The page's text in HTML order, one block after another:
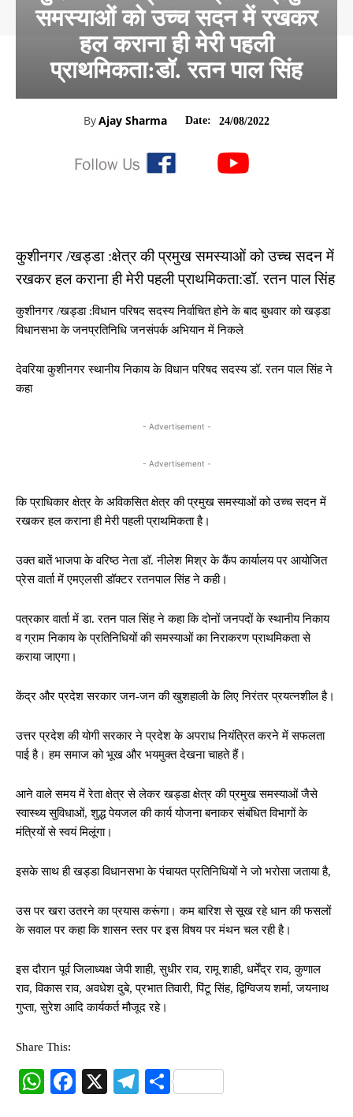
समस्याओं को उच्च सदन में रखकर
हल कराना ही मेरी पहली
प्राथमिकता:डॉ. रतन पाल सिंह
ByAjay Sharma Date: 24/08/2022
कुशीनगर /खड्डा :क्षेत्र की प्रमुख समस्याओं को उच्च सदन में
रखकर हल कराना ही मेरी पहली प्राथमिकता:डॉ. रतन पाल सिंह
कुशीनगर /खड्डा :विधान परिषद सदस्य निर्वाचित होने के बाद बुधवार को खड्डा
विधानसभा के जनप्रतिनिधि जनसंपर्क अभियान में निकले
देवरिया कुशीनगर स्थानीय निकाय के विधान परिषद सदस्य डॉ. रतन पाल सिंह ने
कहा
- Advertisement -
- Advertisement -
कि प्राधिकार क्षेत्र के अविकसित क्षेत्र की प्रमुख समस्याओं को उच्च सदन में
रखकर हल कराना ही मेरी पहली प्राथमिकता है।
उक्त बातें भाजपा के वरिष्ठ नेता डॉ. नीलेश मिश्र के कैंप कार्यालय पर आयोजित
प्रेस वार्ता में एमएलसी डॉक्टर रतनपाल सिंह ने कही।
पत्रकार वार्ता में डा. रतन पाल सिंह ने कहा कि दोनों जनपदों के स्थानीय निकाय
व ग्राम निकाय के प्रतिनिधियों की समस्याओं का निराकरण प्राथमिकता से
कराया जाएगा।
केंद्र और प्रदेश सरकार जन-जन की खुशहाली के लिए निरंतर प्रयत्नशील है।
उत्तर प्रदेश की योगी सरकार ने प्रदेश के अपराध नियंत्रित करने में सफलता
पाई है। हम समाज को भूख और भयमुक्त देखना चाहते हैं।
आने वाले समय में रेता क्षेत्र से लेकर खड्डा क्षेत्र की प्रमुख समस्याओं जैसे
स्वास्थ्य सुविधाओं, शुद्ध पेयजल की कार्य योजना बनाकर संबंधित विभागों के
मंत्रियों से स्वयं मिलूंगा।
इसके साथ ही खड्डा विधानसभा के पंचायत प्रतिनिधियों ने जो भरोसा जताया है,
उस पर खरा उतरने का प्रयास करूंगा। कम बारिश से सूख रहे धान की फसलों
के सवाल पर कहा कि शासन स्तर पर इस विषय पर मंथन चल रही है।
इस दौरान पूर्व जिलाध्यक्ष जेपी शाही, सुधीर राव, रामू शाही, धर्मेंद्र राव, कुणाल
राव, विकास राव, अवधेश दुबे, प्रभात तिवारी, पिंटू सिंह, द्विग्विजय शर्मा, जयनाथ
गुप्ता, सुरेश आदि कार्यकर्त मौजूद रहे।
Share This:
W
Fa X
Te S